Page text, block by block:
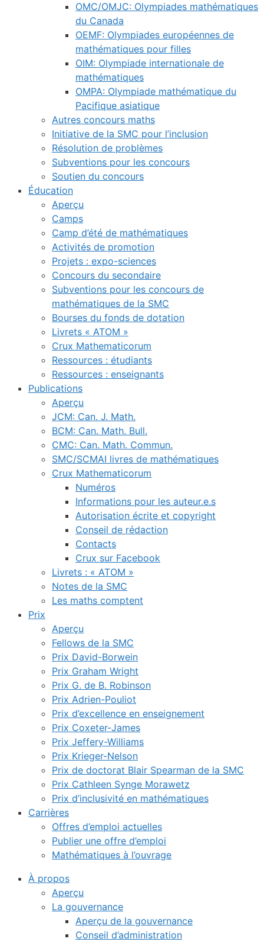
OMC/OMJC: Olympiades mathématiques
du Canada
OEMF: Olympiades européennes de
mathématiques pour filles
OIM: Olympiade internationale de
mathématiques
OMPA: Olympiade mathématique du
Pacifique asiatique
Autres concours maths
Initiative de la SMC pour l’inclusion
Résolution de problèmes
Subventions pour les concours
Soutien du concours
Éducation
Aperçu
Camps
Camp d’été de mathématiques
Activités de promotion
Projets : expo-sciences
Concours du secondaire
Subventions pour les concours de
mathématiques de la SMC
Bourses du fonds de dotation
Livrets « ATOM »
Crux Mathematicorum
Ressources : étudiants
Ressources : enseignants
Publications
Aperçu
JCM: Can. J. Math.
BCM: Can. Math. Bull.
CMC: Can. Math. Commun.
SMC/SCMAI livres de mathématiques
Crux Mathematicorum
Numéros
Informations pour les auteur.e.s
Autorisation écrite et copyright
Conseil de rédaction
Contacts
Crux sur Facebook
Livrets : « ATOM »
Notes de la SMC
Les maths comptent
Prix
Aperçu
Fellows de la SMC
Prix David-Borwein
Prix Graham Wright
Prix G. de B. Robinson
Prix Adrien-Pouliot
Prix d’excellence en enseignement
Prix Coxeter-James
Prix Jeffery-Williams
Prix Krieger-Nelson
Prix de doctorat Blair Spearman de la SMC
Prix Cathleen Synge Morawetz
Prix d’inclusivité en mathématiques
Carrières
Offres d’emploi actuelles
Publier une offre d’emploi
Mathématiques à l’ouvrage
À propos
Aperçu
La gouvernance
Aperçu de la gouvernance
Conseil d’administration